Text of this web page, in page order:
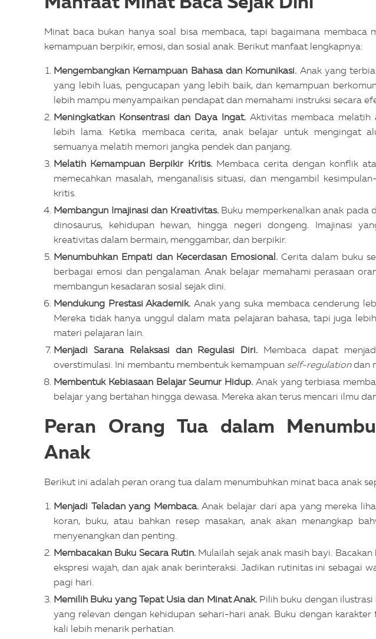
Minat baca bukan hanya soal bisa membaca, tapi bagaimana membaca
kemampuan berpikir, emosi, dan sosial anak. Berikut manfaat lengkapnya:
Mengembangkan Kemampuan Bahasa dan Komunikasi. Anak yang
yang lebih luas, pengucapan yang lebih baik, dan kemampuan
lebih mampu menyampaikan pendapat dan memahami instruksi secara
Meningkatkan Konsentrasi dan Daya Ingat. Aktivitas membaca
lebih lama. Ketika membaca cerita, anak belajar untuk mengingat
semuanya melatih memori jangka pendek dan panjang.
Melatih Kemampuan Berpikir Kritis. Membaca cerita dengan konflik
memecahkan masalah, menganalisis situasi, dan mengambil
kritis.
Membangun Imajinasi dan Kreativitas.Buku memperkenalkan anak pada
dinosaurus, kehidupan hewan, hingga negeri dongeng. Imajinasi
kreativitas dalam bermain, menggambar, dan berpikir.
Menumbuhkan Empati dan Kecerdasan Emosional. Cerita dalam buku
berbagai emosi dan pengalaman. Anak belajar memahami perasaan
membangun kesadaran sosial sejak dini.
Mendukung Prestasi Akademik. Anak yang suka membaca cenderung
Mereka tidak hanya unggul dalam mata pelajaran bahasa, tapi juga
materi pelajaran lain.
Menjadi Sarana Relaksasi dan Regulasi Diri. Membaca dapat
overstimulasi. Ini membantu membentuk kemampuan self-regulationdan
Membentuk Kebiasaan Belajar Seumur Hidup. Anak yang terbiasa
belajar yang bertahan hingga dewasa. Mereka akan terus mencari ilmu
Peran Orang Tua dalam
Anak
Berikut ini adalah peran orang tua dalam menumbuhkan minat baca anak
Menjadi Teladan yang Membaca.Anak belajar dari apa yang mereka
koran, buku, atau bahkan resep masakan, anak akan menangkap
menyenangkan dan penting.
Membacakan Buku Secara Rutin. Mulailah sejak anak masih bayi.
ekspresi wajah, dan ajak anak berinteraksi. Jadikan rutinitas ini sebagai
pagi hari.
Memilih Buku yang Tepat Usia dan Minat Anak. Pilih buku dengan
yang relevan dengan kehidupan sehari-hari anak. Buku dengan
kali lebih menarik perhatian.